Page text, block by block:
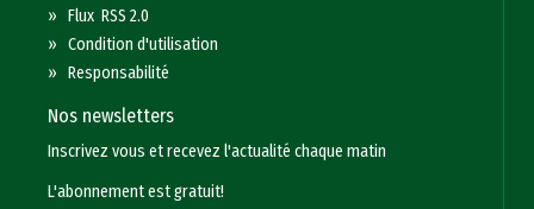
»Flux RSS 2.0
»Condition d'utilisation
»Responsabilité
Nos newsletters
Inscrivez vous et recevez l'actualité chaque matin
L'abonnement est gratuit!